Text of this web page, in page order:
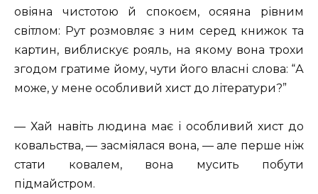
овіяна чистотою й спокоєм, осяяна рівним
світлом: Рут розмовляє з ним серед книжок та
картин, виблискує рояль, на якому вона трохи
згодом гратиме йому, чути його власні слова: “А
може, у мене особливий хист до літератури?”
— Хай навіть людина має і особливий хист до
ковальства, — засміялася вона, — але перше ніж
стати ковалем, вона мусить побути
підмайстром.